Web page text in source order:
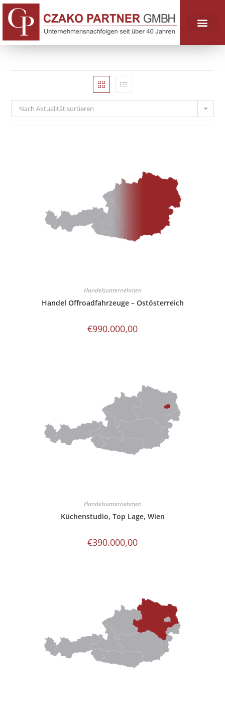
Nach Aktualität sortieren
Handelsunternehmen
Handel Offroadfahrzeuge – Ostösterreich
€990.000,00
Handelsunternehmen
Küchenstudio, Top Lage, Wien
€390.000,00